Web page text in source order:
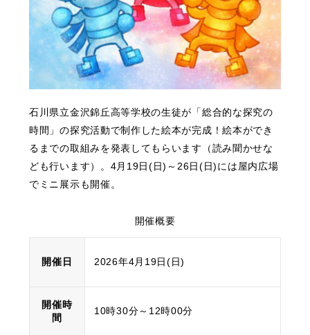
石川県立金沢錦丘高等学校の生徒が「総合的な探究の
時間」の探究活動で制作した絵本が完成！絵本ができ
るまでの取組みを発表してもらいます（読み聞かせな
ども行います）。4月19日(日)～26日(日)には屋内広場
でミニ展示も開催。
開催概要
開催日 2026年4月19日(日)
開催時
間
10時30分～12時00分